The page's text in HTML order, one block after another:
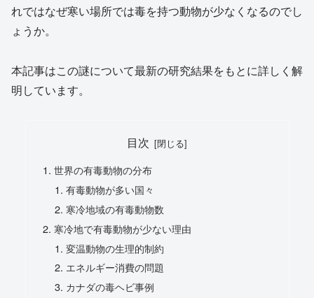
れではなぜ寒い場所では毒を持つ動物が少なくなるのでし
ょうか。
本記事はこの謎について最新の研究結果をもとに詳しく解
明しています。
目次
世界の有毒動物の分布
有毒動物が多い国々
寒冷地域の有毒動物数
寒冷地で有毒動物が少ない理由
変温動物の生理的制約
エネルギー消費の問題
カナダの毒ヘビ事例